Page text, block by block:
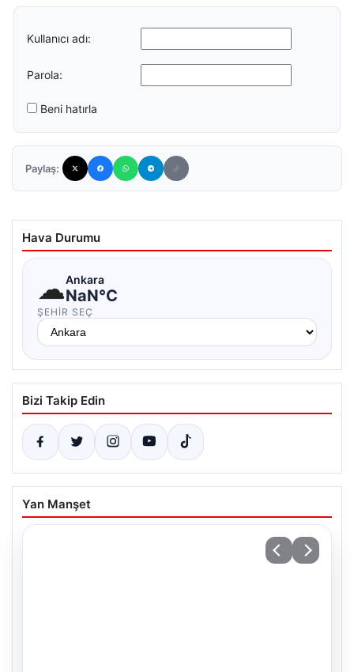
Kullanıcı adı:
Parola:
Beni hatırla
Paylaş:
Hava Durumu
☁Ankara
NaN°C
ŞEHIR SEÇ
Bizi Takip Edin
Yan Manşet